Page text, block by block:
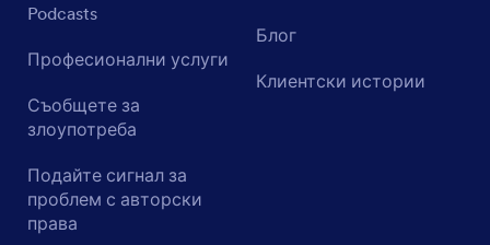
Podcasts
Професионални услуги
Съобщете за
злоупотреба
Подайте сигнал за
проблем с авторски
права
Блог
Клиентски истории